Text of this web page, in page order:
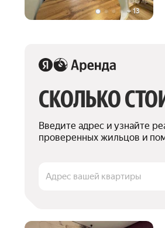
+13
СКОЛЬКО
Введите адрес и узнайте
проверенных жильцов и
Адрес вашей квартиры